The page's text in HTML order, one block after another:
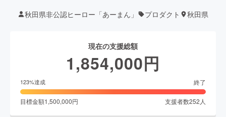
秋田県非公認ヒーロー「あーまん」 プロダクト 秋田県
現在の支援総額
1,854,000円
123%達成 終了
目標金額1,500,000円 支援者数252 人